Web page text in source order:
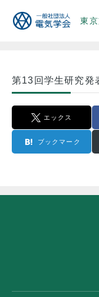
東
第13回学生研究発
エックス
ブックマーク